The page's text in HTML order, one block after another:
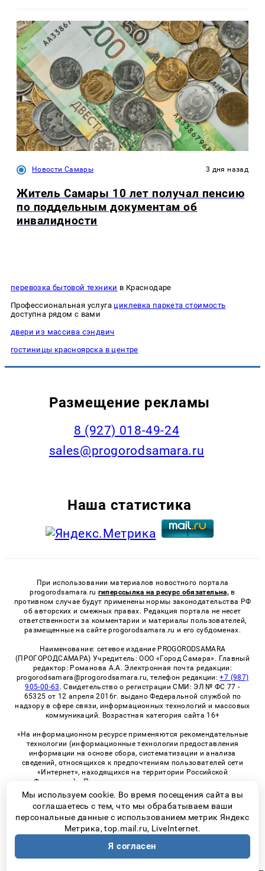
Новости Самары 3 дня назад
Житель Самары 10 лет получал пенсию
по поддельным документам об
инвалидности
перевозка бытовой техники в Краснодаре
Профессиональная услуга циклевка паркета стоимость
доступна рядом с вами
двери из массива сэндвич
гостиницы красноярска в центре
Размещение рекламы
8 (927) 018-49-24
sales@progorodsamara.ru
Наша статистика
При использовании материалов новостного портала
progorodsamara.ru гиперссылка на ресурс обязательна, в
противном случае будут применены нормы законодательства РФ
об авторских и смежных правах. Редакция портала не несет
ответственности за комментарии и материалы пользователей,
размещенные на сайте progorodsamara.ru и его субдоменах.
Наименование: сетевое издание PROGORODSAMARA
(ПРОГОРОДСАМАРА) Учредитель: ООО «Город Самара». Главный
редактор: Романова А.А. Электронная почта редакции:
progorodsamara@progorodsamara.ru, телефон редакции:+7 (987)
905-00-63 . Свидетельство о регистрации СМИ: ЭЛ № ФС 77 -
65325 от 12 апреля 2016г. выдано Федеральной службой по
надзору в сфере связи, информационных технологий и массовых
коммуникаций. Возрастная категория сайта 16+
«На информационном ресурсе применяются рекомендательные
технологии (информационные технологии предоставления
информации на основе сбора, систематизации и анализа
сведений, относящихся к предпочтениям пользователей сети
«Интернет», находящихся на территории Российской
Федерации)». Правила применения рекомендательных
технологий в виджетах рекламно-обменной сети
«СМИ2» (PDF)
© 2026 «ProGorodSamara» | Все права защищены
Возрастная категория сайта 16+
Политика конфиденциальности
Мы используем cookie. Во время посещения сайта вы
соглашаетесь с тем, что мы обрабатываем ваши
персональные данные с использованием метрик Яндекс
Метрика, top.mail.ru, LiveInternet.
Я согласен